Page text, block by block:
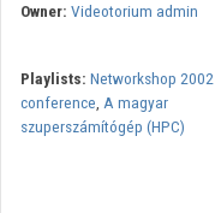
Owner: Videotorium admin
Playlists: Networkshop 2002
conference, A magyar
szuperszámítógép (HPC)